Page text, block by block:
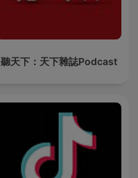
聽天下：天下雜誌Podcast